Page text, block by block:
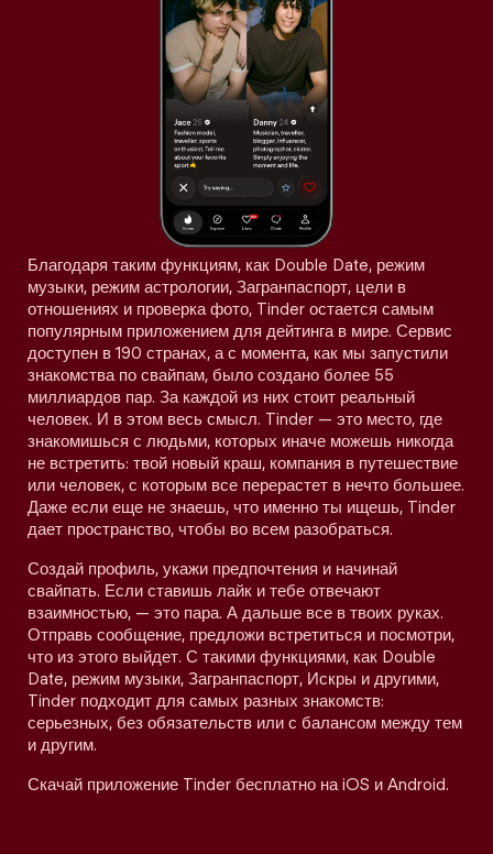
Благодаря таким функциям, как Double Date, режим
музыки, режим астрологии, Загранпаспорт, цели в
отношениях и проверка фото, Tinder остается самым
популярным приложением для дейтинга в мире. Сервис
доступен в 190 странах, а с момента, как мы запустили
знакомства по свайпам, было создано более 55
миллиардов пар. За каждой из них стоит реальный
человек. И в этом весь смысл. Tinder — это место, где
знакомишься с людьми, которых иначе можешь никогда
не встретить: твой новый краш, компания в путешествие
или человек, с которым все перерастет в нечто большее.
Даже если еще не знаешь, что именно ты ищешь, Tinder
дает пространство, чтобы во всем разобраться.
Создай профиль, укажи предпочтения и начинай
свайпать. Если ставишь лайк и тебе отвечают
взаимностью, — это пара. А дальше все в твоих руках.
Отправь сообщение, предложи встретиться и посмотри,
что из этого выйдет. С такими функциями, как Double
Date, режим музыки, Загранпаспорт, Искры и другими,
Tinder подходит для самых разных знакомств:
серьезных, без обязательств или с балансом между тем
и другим.
Скачай приложение Tinder бесплатно на iOS и Android.